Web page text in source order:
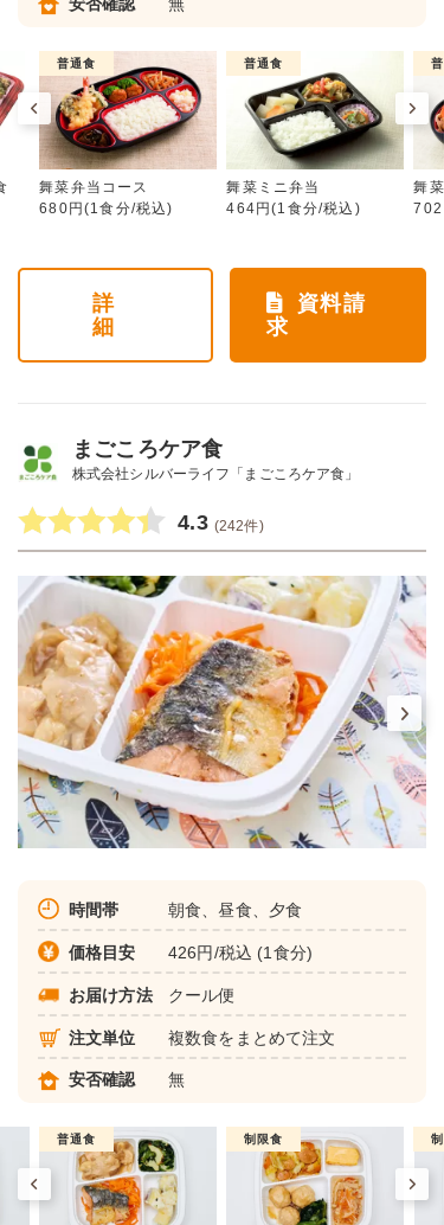
安否確認 無
普通食
舞菜弁当コース
680円(1食分/税込)
普通食
舞菜ミニ弁当
464円(1食分/税込)
舞
詳
細
資料請
求
まごころケア食
株式会社シルバーライフ「まごころケア食」
4.3 (242件)
時間帯 朝食、昼食、夕食
価格目安 426円/税込 (1食分)
お届け方法 クール便
注文単位 複数食をまとめて注文
安否確認 無
普通食 制限食